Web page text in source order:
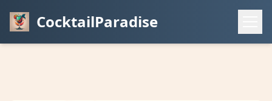
CocktailParadise